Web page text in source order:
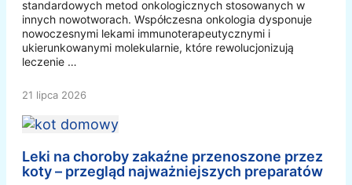
standardowych metod onkologicznych stosowanych w
innych nowotworach. Współczesna onkologia dysponuje
nowoczesnymi lekami immunoterapeutycznymi i
ukierunkowanymi molekularnie, które rewolucjonizują
leczenie …
21 lipca 2026
Leki na choroby zakaźne przenoszone przez
koty – przegląd najważniejszych preparatów